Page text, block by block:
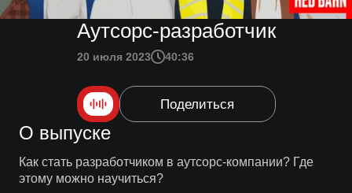
Аутсорс-разработчик
20 июля 2023 40:36
Поделиться
О выпуске
Как стать разработчиком в аутсорс-компании? Где
этому можно научиться?